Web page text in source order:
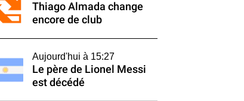
Thiago Almada change
encore de club
Aujourd'hui à 15:27
Le père de Lionel Messi
est décédé